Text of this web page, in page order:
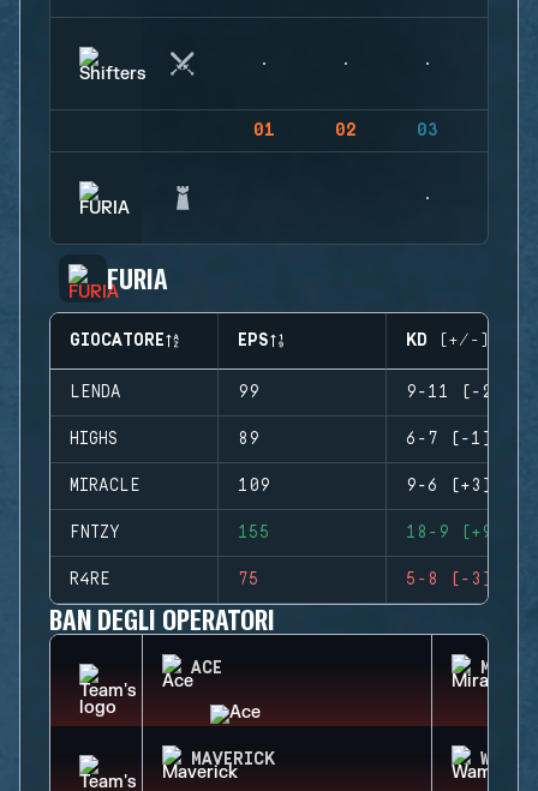
01 02 03
FURIA
GIOCATORE EPS KD (+/-)
LENDA 99 9-11 (-2)
HIGHS 89 6-7 (-1)
MIRACLE 109 9-6 (+3)
FNTZY 155 18-9 (+9)
R4RE 75 5-8 (-3)
BAN DEGLI OPERATORI
ACE MIRA
MAVERICK WAMAI